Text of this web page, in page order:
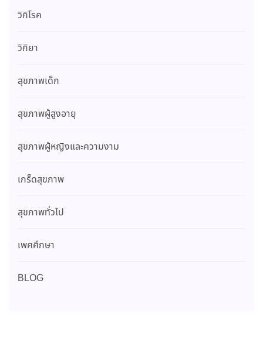
วิกิโรค
วิกิยา
สุขภาพเด็ก
สุขภาพผู้สูงอายุ
สุขภาพผู้หญิงและความงาม
เกร็ดสุขภาพ
สุขภาพทั่วไป
เพศศึกษา
BLOG